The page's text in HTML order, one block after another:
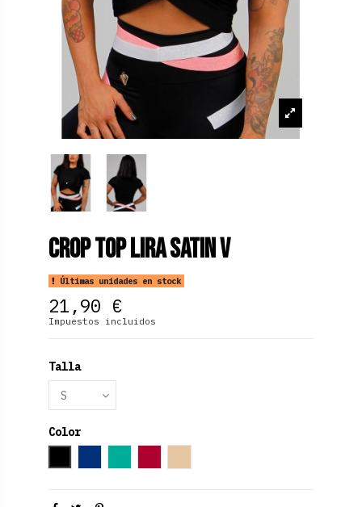
Crop Top Lira Satin V
Últimas unidades en stock
21,90 €
Impuestos incluidos
Talla
Color